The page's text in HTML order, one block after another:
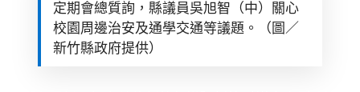
定期會總質詢，縣議員吳旭智（中）關心
校園周邊治安及通學交通等議題。（圖／
新竹縣政府提供）